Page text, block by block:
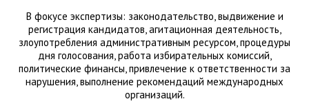
В фокусе экспертизы: законодательство, выдвижение и
регистрация кандидатов, агитационная деятельность,
злоупотребления административным ресурсом, процедуры
дня голосования, работа избирательных комиссий,
политические финансы, привлечение к ответственности за
нарушения, выполнение рекомендаций международных
организаций.